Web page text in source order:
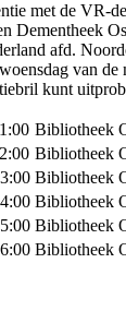
met de VR-
Dementheek
afd.
van de
kunt
Bibliotheek
Bibliotheek
Bibliotheek
Bibliotheek
Bibliotheek
Bibliotheek